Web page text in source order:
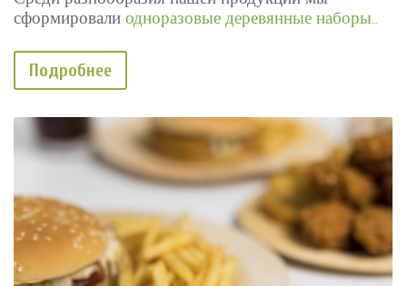
сформировали одноразовые деревянные наборы
Подробнее